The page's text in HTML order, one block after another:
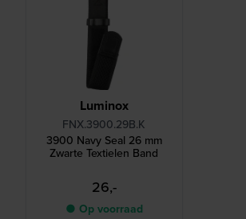
Luminox
FNX.3900.29B.K
3900 Navy Seal 26 mm
Zwarte Textielen Band
26,-
● Op voorraad